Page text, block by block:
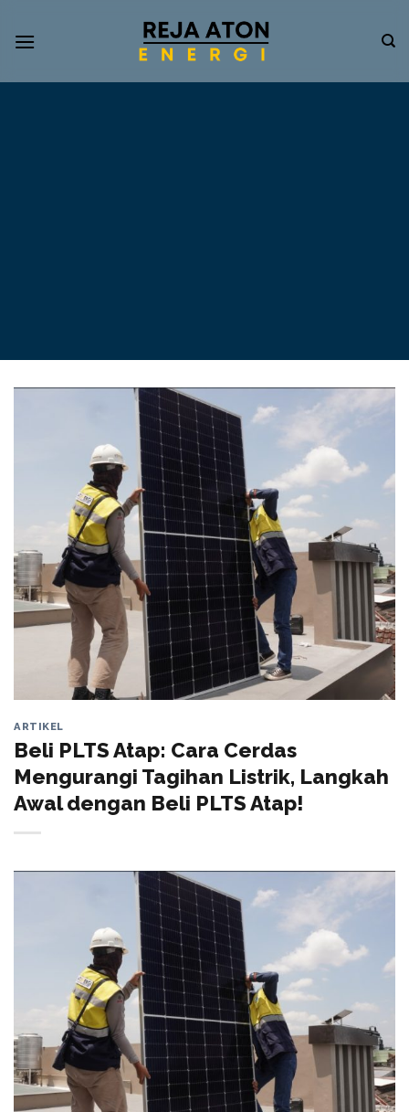
Informasi
ARTIKEL
Beli PLTS Atap: Cara Cerdas
Mengurangi Tagihan Listrik, Langkah
Awal dengan Beli PLTS Atap!